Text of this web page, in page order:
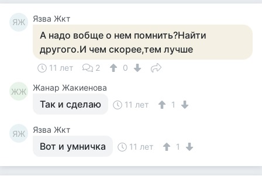
ЯЖ Язва Жкт
А надо вобще о нем помнить?Найти
другого.И чем скорее,тем лучше
11 лет 2 0
ЖЖ Жанар Жакиенова
Так и сделаю 11 лет 1
ЯЖ Язва Жкт
Вот и умничка 11 лет 1